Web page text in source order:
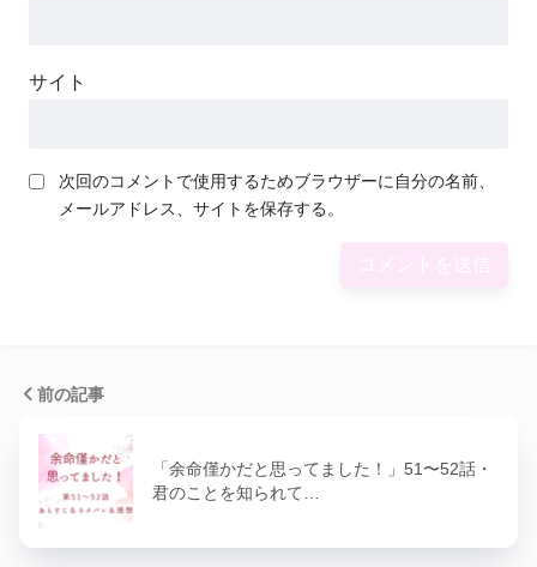
サイト
次回のコメントで使用するためブラウザーに自分の名前、
メールアドレス、サイトを保存する。
前の記事
「余命僅かだと思ってました！」51〜52話・
君のことを知られて…